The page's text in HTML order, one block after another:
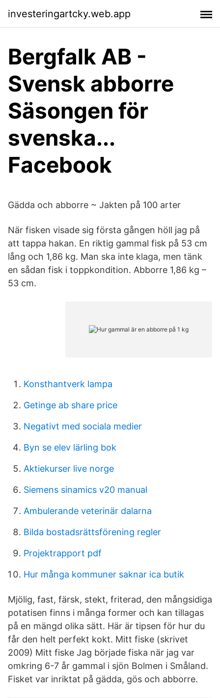
investeringartcky.web.app
Bergfalk AB -
Svensk abborre
Säsongen för
svenska...
Facebook
Gädda och abborre ~ Jakten på 100 arter
När fisken visade sig första gången höll jag på
att tappa hakan. En riktig gammal fisk på 53 cm
lång och 1,86 kg. Man ska inte klaga, men tänk
en sådan fisk i toppkondition. Abborre 1,86 kg –
53 cm.
Konsthantverk lampa
Getinge ab share price
Negativt med sociala medier
Byn se elev lärling bok
Aktiekurser live norge
Siemens sinamics v20 manual
Ambulerande veterinär dalarna
Bilda bostadsrättsförening regler
Projektrapport pdf
Hur många kommuner saknar ica butik
Mjölig, fast, färsk, stekt, friterad, den mångsidiga
potatisen finns i många former och kan tillagas
på en mängd olika sätt. Här är tipsen för hur du
får den helt perfekt kokt. Mitt fiske (skrivet
2009) Mitt fiske Jag började fiska när jag var
omkring 6-7 år gammal i sjön Bolmen i Småland.
Fisket var inriktat på gädda, gös och abborre.